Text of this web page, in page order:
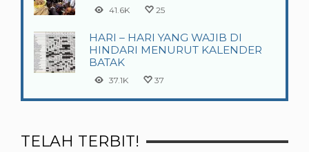
41.6K 25
HARI – HARI YANG WAJIB DI
HINDARI MENURUT KALENDER
BATAK
37.1K 37
TELAH TERBIT!